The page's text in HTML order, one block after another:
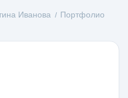
Иванова
Портфолио